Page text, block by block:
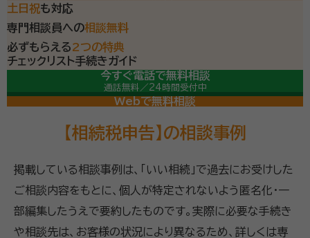
土日祝も対応
専門相談員への相談無料
必ずもらえる2つの特典
チェックリスト手続きガイド
今すぐ電話で無料相談
通話無料／24時間受付中
専門相談員が常駐（平日9-19時/土日祝9-18時）
Webで無料相談
【相続税申告】の相談事例
掲載している相談事例は、「いい相続」で過去にお受けした
ご相談内容をもとに、個人が特定されないよう匿名化・一
部編集したうえで要約したものです。実際に必要な手続き
や相談先は、お客様の状況により異なるため、詳しくは専